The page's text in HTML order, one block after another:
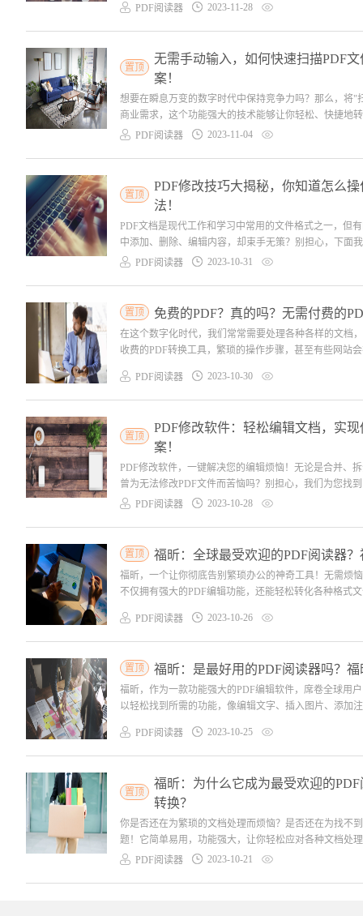
PDF阅读器
2023-11-28
置顶
无需手动输入，如何快速扫描PDF
案！
想要在瞬息万变的数字时代中保持竞争力吗？那么，将
商业需求，这个功能强大的技术能够让你轻松、快捷地
PDF阅读器
2023-11-04
置顶
PDF修改技巧大揭秘，你知道怎么
法！
PDF文档是现代工作和学习中常用的文件格式之一，但
中添加、删除、编辑内容，却束手无策？别担心，下面
PDF阅读器
2023-10-31
置顶 免费的PDF？真的吗？无需付费的
在这个数字化时代，我们常常需要处理各种各样的文档
收费的PDF转换工具，繁琐的操作步骤，甚至有些网站
PDF阅读器 2023-10-30
置顶
PDF修改软件：轻松编辑文档，实
案！
PDF修改软件，一键解决您的编辑烦恼！无论是合并、
曾为无法修改PDF文件而苦恼吗？别担心，我们为您找
PDF阅读器
2023-10-28
置顶 福昕：全球最受欢迎的PDF阅读器
福昕，一个让你彻底告别繁琐办公的神奇工具！无需烦
不仅拥有强大的PDF编辑功能，还能轻松转化各种格式
PDF阅读器 2023-10-26
置顶 福昕：是最好用的PDF阅读器吗？
福昕，作为一款功能强大的PDF编辑软件，席卷全球用
以轻松找到所需的功能，像编辑文字、插入图片、添加
PDF阅读器 2023-10-25
置顶
福昕：为什么它成为最受欢迎的
转换？
你是否还在为繁琐的文档处理而烦恼？是否还在为找不
题！它简单易用，功能强大，让你轻松应对各种文档处
PDF阅读器
2023-10-21